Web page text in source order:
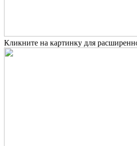
Кликните на картинку для